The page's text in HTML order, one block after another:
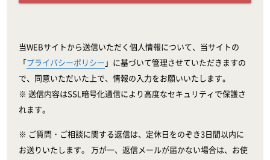
当WEBサイトから送信いただく個人情報について、当サイトの
「プライバシーポリシー 」に基づいて管理させていただきますの
で、同意いただいた上で、情報の入力をお願いいたします。
※ 送信内容はSSL暗号化通信により高度なセキュリティで保護さ
れます。
※ ご質問・ご相談に関する返信は、定休日をのぞき3日間以内に
お送りいたします。 万が一、返信メールが届かない場合は、お使